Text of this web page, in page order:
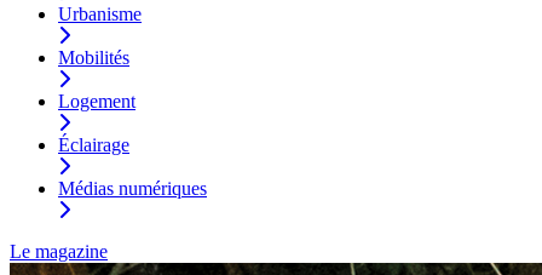
Urbanisme
Mobilités
Logement
Éclairage
Médias numériques
Le magazine